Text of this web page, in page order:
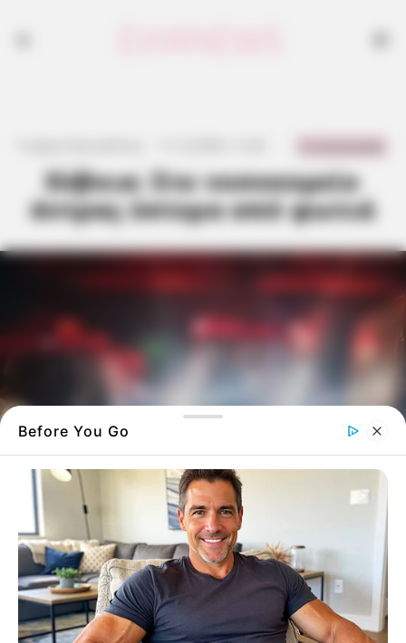
Εύβοια: Στο νοσοκομείο
άντρας ύστερα από φωτιά
Τραυματίστηκε την ώρα που προσπαθούσε
να σβήσει την φωτιά στην επιχείρηση του
Before You Go